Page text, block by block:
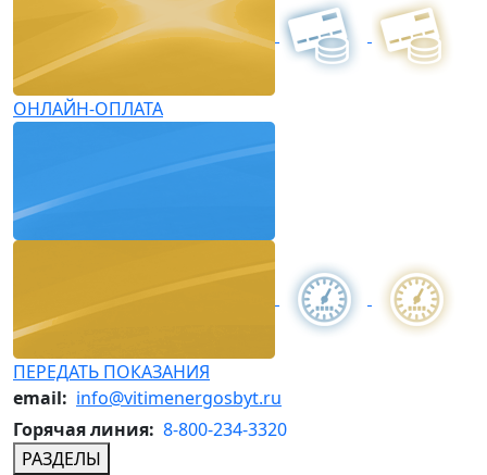
ОНЛАЙН-ОПЛАТА
ПЕРЕДАТЬ ПОКАЗАНИЯ
email: info@vitimenergosbyt.ru
Горячая линия: 8-800-234-3320
РАЗДЕЛЫ